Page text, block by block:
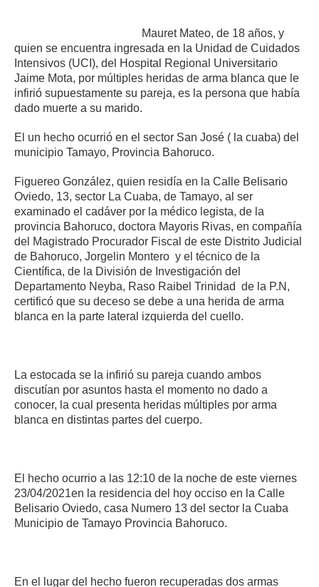
Mauret Mateo, de 18 años, y
quien se encuentra ingresada en la Unidad de Cuidados
Intensivos (UCI), del Hospital Regional Universitario
Jaime Mota, por múltiples heridas de arma blanca que le
infirió supuestamente su pareja, es la persona que había
dado muerte a su marido.
El un hecho ocurrió en el sector San José ( la cuaba) del
municipio Tamayo, Provincia Bahoruco.
Figuereo González, quien residía en la Calle Belisario
Oviedo, 13, sector La Cuaba, de Tamayo, al ser
examinado el cadáver por la médico legista, de la
provincia Bahoruco, doctora Mayoris Rivas, en compañía
del Magistrado Procurador Fiscal de este Distrito Judicial
de Bahoruco, Jorgelin Montero y el técnico de la
Científica, de la División de Investigación del
Departamento Neyba, Raso Raibel Trinidad de la P.N,
certificó que su deceso se debe a una herida de arma
blanca en la parte lateral izquierda del cuello.
La estocada se la infirió su pareja cuando ambos
discutían por asuntos hasta el momento no dado a
conocer, la cual presenta heridas múltiples por arma
blanca en distintas partes del cuerpo.
El hecho ocurrio a las 12:10 de la noche de este viernes
23/04/2021en la residencia del hoy occiso en la Calle
Belisario Oviedo, casa Numero 13 del sector la Cuaba
Municipio de Tamayo Provincia Bahoruco.
En el lugar del hecho fueron recuperadas dos armas